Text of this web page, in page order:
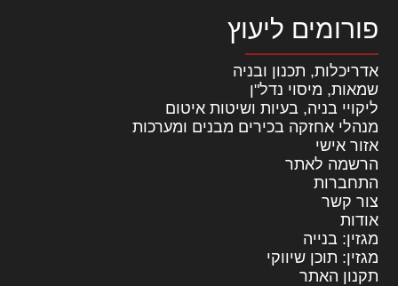
פורומים ליעוץ
אדריכלות, תכנון ובניה
שמאות, מיסוי נדל"ן
ליקויי בניה, בעיות ושיטות איטום
מנהלי אחזקה בכירים מבנים ומערכות
אזור אישי
הרשמה לאתר
התחברות
צור קשר
אודות
מגזין: בנייה
מגזין: תוכן שיווקי
תקנון האתר